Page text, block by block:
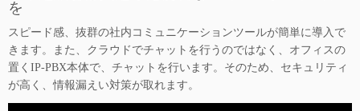
を
スピード感、抜群の社内コミュニケーションツールが簡単に導入で
きます。また、クラウドでチャットを行うのではなく、オフィスの
置くIP-PBX本体で、チャットを行います。そのため、セキュリティ
が高く、情報漏えい対策が取れます。